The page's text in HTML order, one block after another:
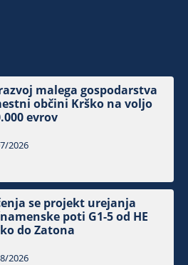
malega gospodarstva
občini Krško na voljo
evrov
2026
se projekt urejanja
poti G1-5 od HE
do Zatona
2026